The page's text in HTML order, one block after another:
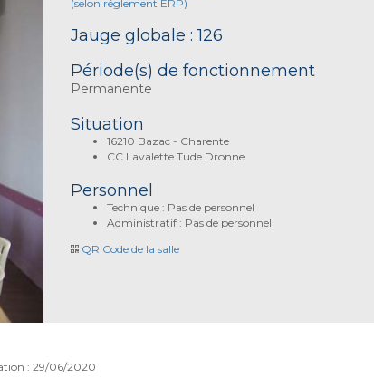
(selon réglement ERP)
Jauge globale : 126
Période(s) de fonctionnement
Permanente
Situation
16210 Bazac - Charente
CC Lavalette Tude Dronne
Personnel
Technique : Pas de personnel
Administratif : Pas de personnel
QR Code de la salle
: 29/06/2020